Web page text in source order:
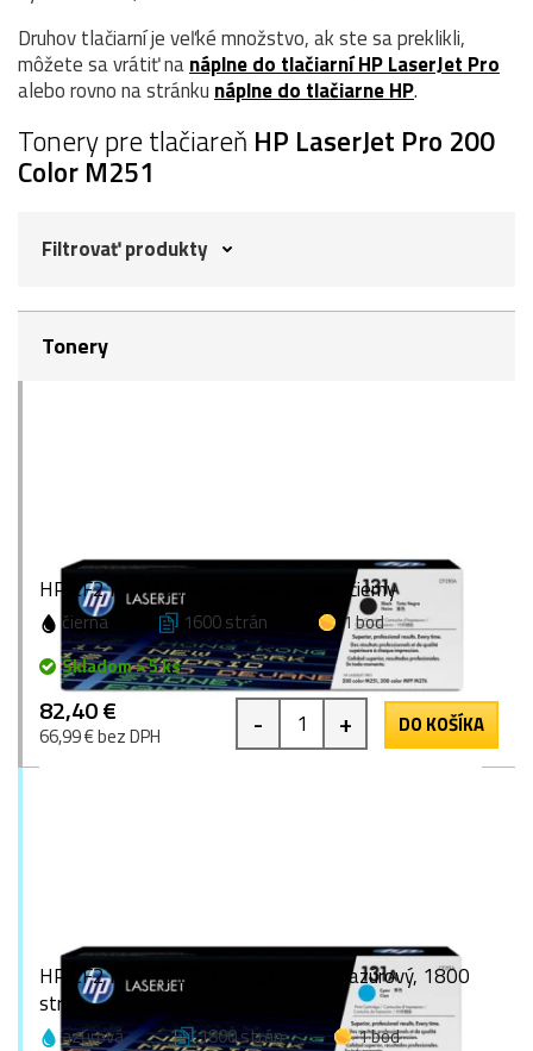
Druhov tlačiarní je veľké množstvo, ak ste sa preklikli,
môžete sa vrátiť nanáplne do tlačiarní HP LaserJet Pro
alebo rovno na stránku náplne do tlačiarne HP.
Tonery pre tlačiareň HP LaserJet Pro 200
Color M251
Filtrovať produkty
Tonery
HP CF210A (131A), originálny toner, čierny
čierna 1600 strán
1 bod
Skladom > 5 ks
82,40 €
66,99 € bez DPH - + DO KOŠÍKA
HP CF211A (131A), originálny toner, azúrový, 1800
strán
azúrová 1800 strán
1 bod